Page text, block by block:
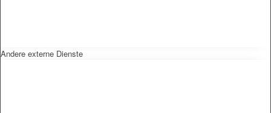
Andere externe Dienste